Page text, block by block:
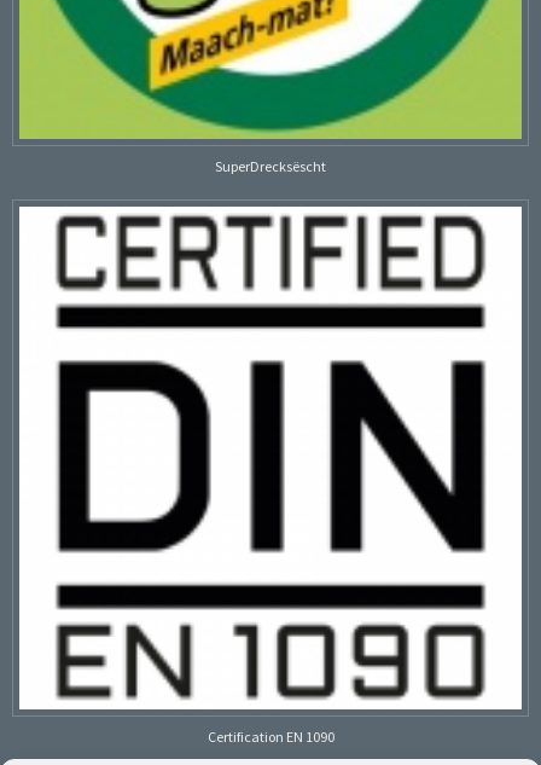
SuperDrecksëscht
Certification EN 1090